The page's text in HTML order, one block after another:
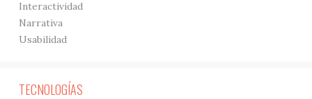
Interactividad
Narrativa
Usabilidad
TECNOLOGÍAS